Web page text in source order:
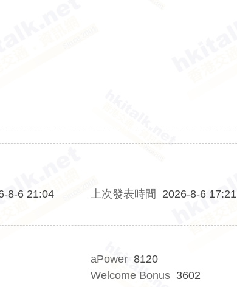
8-6 21:04 上次發表時間
2026-8-6 17:21
aPower 8120
Welcome Bonus 3602